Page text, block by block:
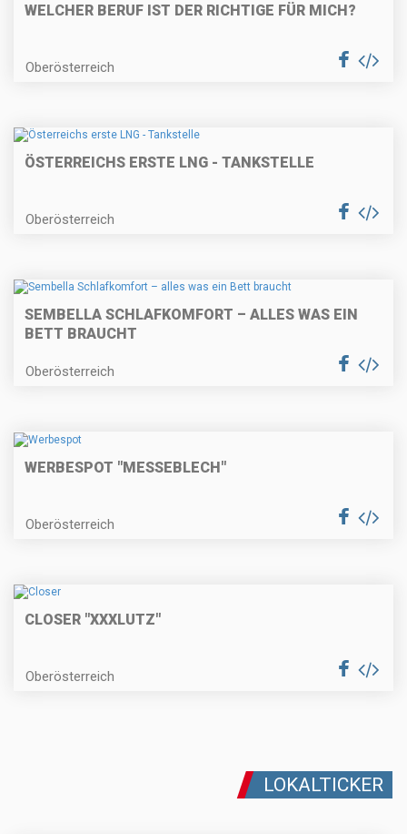
WELCHER BERUF IST DER RICHTIGE FÜR MICH?
Oberösterreich
ÖSTERREICHS ERSTE LNG - TANKSTELLE
Oberösterreich
SEMBELLA SCHLAFKOMFORT – ALLES WAS EIN
BETT BRAUCHT
Oberösterreich
WERBESPOT "MESSEBLECH"
Oberösterreich
CLOSER "XXXLUTZ"
Oberösterreich
LOKALTICKER